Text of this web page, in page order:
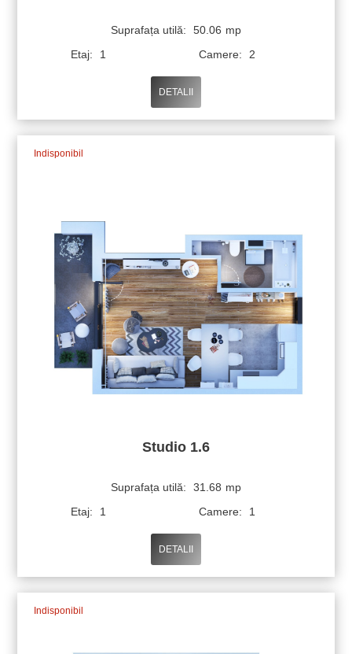
Suprafața utilă: 50.06 mp
Etaj:
1 Camere: 2
DETALII
Indisponibil
Studio 1.6
Suprafața utilă: 31.68 mp
Etaj:
1 Camere: 1
DETALII
Indisponibil